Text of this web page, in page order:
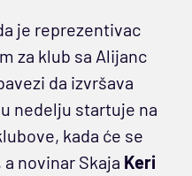
je reprezentivac
za klub sa Alijanc
da izvršava
nedelju startuje na
kada će se
novinar Skaja Keri